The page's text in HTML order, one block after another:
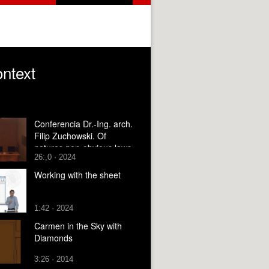
Conferencia Dr.-Ing. arch.
Filip Zuchowski. Of
natures non-obvious laws
& processes in
vegetation.What we can
learn from bionics in the
26:,0 · 2024
Working with the sheet
1:42 · 2024
Carmen in the Sky with
Diamonds
3:26 · 2014